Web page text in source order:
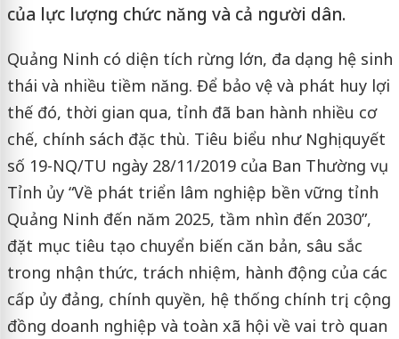
của lực lượng chức năng và cả người dân.
Quảng Ninh có diện tích rừng lớn, đa dạng hệ sinh
thái và nhiều tiềm năng. Để bảo vệ và phát huy lợi
thế đó, thời gian qua, tỉnh đã ban hành nhiều cơ
chế, chính sách đặc thù. Tiêu biểu như Nghị quyết
số 19-NQ/TU ngày 28/11/2019 của Ban Thường vụ
Tỉnh ủy “Về phát triển lâm nghiệp bền vững tỉnh
Quảng Ninh đến năm 2025, tầm nhìn đến 2030”,
đặt mục tiêu tạo chuyển biến căn bản, sâu sắc
trong nhận thức, trách nhiệm, hành động của các
cấp ủy đảng, chính quyền, hệ thống chính trị, cộng
đồng doanh nghiệp và toàn xã hội về vai trò quan